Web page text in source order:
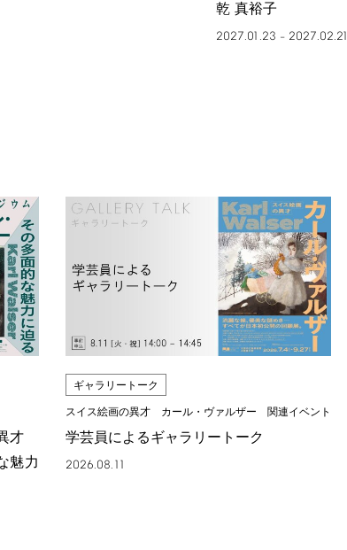
乾 真裕子
2027.01.23 – 2027.02.21
才
魅力
ギャラリートーク
スイス絵画の異才 カール・ヴァルザー 関連イベント
学芸員によるギャラリートーク
2026.08.11